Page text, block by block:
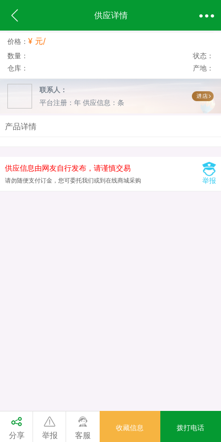
供应详情
分享 举报 客服
收藏信息 拨打电话
价格： ¥ 元/
数量：
仓库：
状态：
产地：
联系人：
平台注册：年 供应信息：条
产品详情
举报
供应信息由网友自行发布，请谨慎交易
请勿随便支付订金，您可委托我们或到在线商城采购